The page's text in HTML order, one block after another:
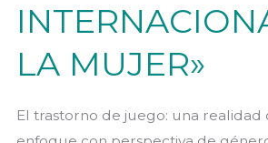
LA MUJER»
El trastorno de juego: una realidad